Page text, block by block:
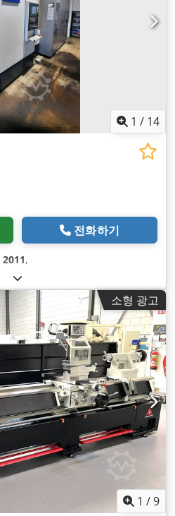
1 / 14
전화하기
2011,
소형 광고
1 /9